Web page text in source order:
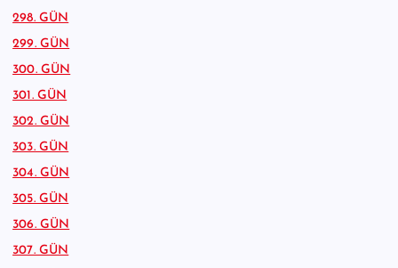
298. GÜN
299. GÜN
300. GÜN
301. GÜN
302. GÜN
303. GÜN
304. GÜN
305. GÜN
306. GÜN
307. GÜN